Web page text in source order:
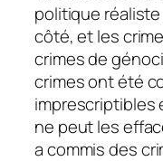
politique réaliste
côté, et les
crimes de
crimes ont été
imprescriptibles
ne peut les
a commis des